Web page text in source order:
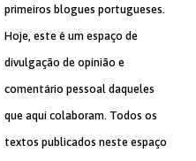
primeiros blogues portugueses.
Hoje, este é um espaço de
divulgação de opinião e
comentário pessoal daqueles
que aqui colaboram. Todos os
textos publicados neste espaço